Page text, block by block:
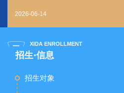
2026-06-14
XIDA ENROLLMENT
招生·信息
招生对象